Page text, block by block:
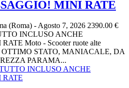
MINI RATE
(Roma) - Agosto 7, 2026 2390.00 €
INCLUSO ANCHE
Moto - Scooter ruote alte
STATO, MANIACALE, DA
PARAMA...